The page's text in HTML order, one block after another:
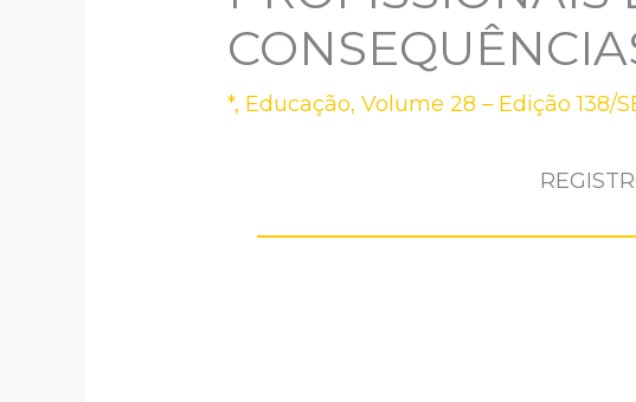
*, Educação,Volume 28 – Edição 138/